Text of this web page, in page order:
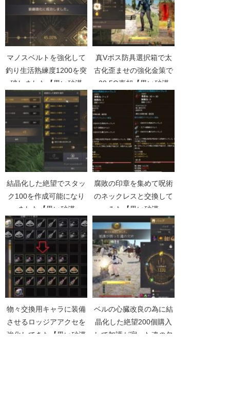
マノスベルトを強化して
釣り生活熟練度1200を突
破しました【黒い砂漠
Part2739】
真Vボス防具選択箱で太
古化歪ませの強化金策で
28.5G売却【黒い砂漠
Part5116】
結晶化した絶望でスタッ
ク100を作成可能になり
ました【黒い砂漠
Part4885】
腐敗の印章を集めて呪術
のネックレスと交換して
みた【黒い砂漠
Part1569】
物々交換用キャラに装備
させるロッジアアクセを
強化してきた【黒い砂漠
ベルの心臓改良の為に結
晶化した絶望200個購入
して加護が宿った魂の欠